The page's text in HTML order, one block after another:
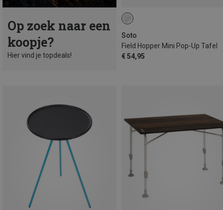
Op zoek naar een
koopje?
Hier vind je topdeals!
Soto
Field Hopper Mini Pop-Up Tafel
€ 54,95